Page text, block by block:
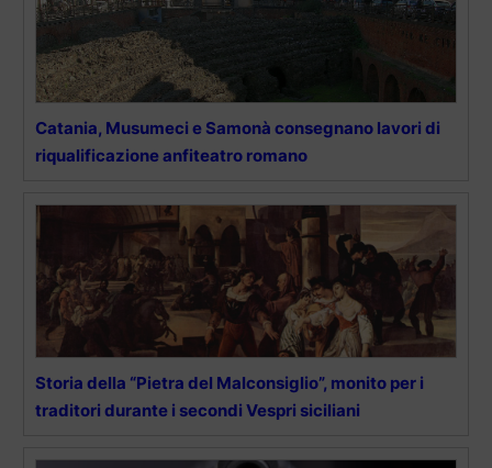
Catania, Musumeci e Samonà consegnano lavori di
riqualificazione anfiteatro romano
Storia della “Pietra del Malconsiglio”, monito per i
traditori durante i secondi Vespri siciliani